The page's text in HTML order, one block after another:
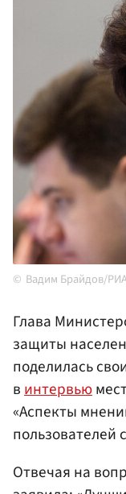
Вадим Брайдов/
Глава
защиты
поделилась
винтервью
«Аспекты
пользователей
Отвечая на